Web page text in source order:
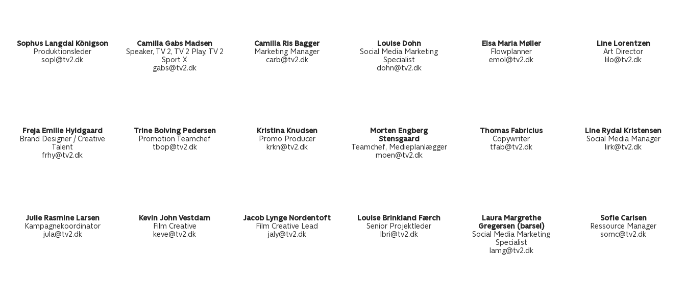
Sophus Langdal Königson
Produktionsleder
sopl@tv2.dk
Camilla Gabs Madsen
Speaker, TV 2, TV 2 Play, TV 2
Sport X
gabs@tv2.dk
Camilla Ris Bagger
Marketing Manager
carb@tv2.dk
Louise Dohn
Social Media Marketing
Specialist
dohn@tv2.dk
Elsa Maria Møller
Flowplanner
emol@tv2.dk
Line Lorentzen
Art Director
lilo@tv2.dk
Freja Emilie Hyldgaard
Brand Designer / Creative
Talent
frhy@tv2.dk
Trine Bolving Pedersen
Promotion Teamchef
tbop@tv2.dk
Kristina Knudsen
Promo Producer
krkn@tv2.dk
Morten Engberg
Stensgaard
Teamchef, Medieplanlægger
moen@tv2.dk
Thomas Fabricius
Copywriter
tfab@tv2.dk
Line Rydal Kristensen
Social Media Manager
lirk@tv2.dk
Julie Rasmine Larsen
Kampagnekoordinator
jula@tv2.dk
Kevin John Vestdam
Film Creative
keve@tv2.dk
Jacob Lynge Nordentoft
Film Creative Lead
jaly@tv2.dk
Louise Brinkland Færch
Senior Projektleder
lbri@tv2.dk
Laura Margrethe
Gregersen (barsel)
Social Media Marketing
Specialist
lamg@tv2.dk
Sofie Carlsen
Ressource Manager
somc@tv2.dk